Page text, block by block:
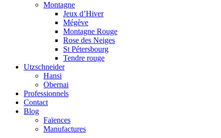
Montagne
Jeux d’Hiver
Mégève
Montagne Rouge
Rose des Neiges
St Pétersbourg
Tendre rouge
Utzschneider
Hansi
Obernai
Professionnels
Contact
Blog
Faïences
Manufactures